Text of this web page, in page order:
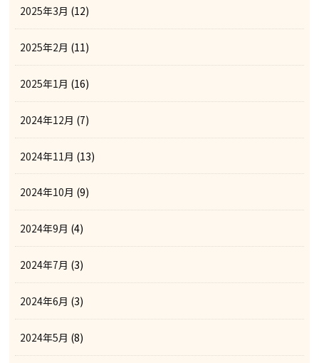
2025年3月 (12)
2025年2月 (11)
2025年1月 (16)
2024年12月 (7)
2024年11月 (13)
2024年10月 (9)
2024年9月 (4)
2024年7月 (3)
2024年6月 (3)
2024年5月 (8)